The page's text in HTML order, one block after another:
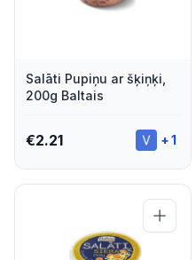
Salāti Pupiņu ar šķiņķi,
200g Baltais
€2.21 +1